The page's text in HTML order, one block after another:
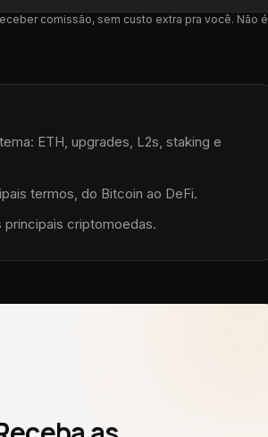
comissão, sem custo extra pra você. Não é
ETH, upgrades, L2s, staking e
termos, do Bitcoin ao DeFi.
criptomoedas.